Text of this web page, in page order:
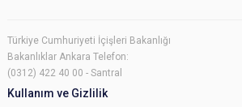
Türkiye Cumhuriyeti İçişleri Bakanlığı
Bakanlıklar Ankara Telefon:
(0312) 422 40 00 - Santral
Kullanım ve Gizlilik